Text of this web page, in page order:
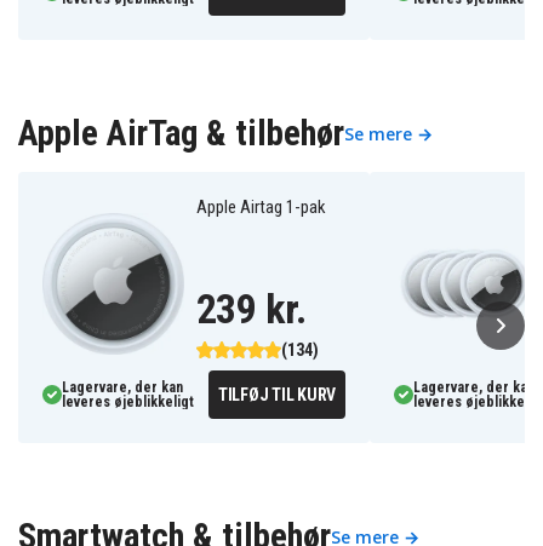
Apple AirTag & tilbehørSe mere →
Apple Airtag 1-pak
(134)
239 kr.
Lagervare, der kan
leveres øjeblikkeligt
TILFØJ TIL KURV
Lagervare, der kan
leveres
Smartwatch & tilbehørSe mere →